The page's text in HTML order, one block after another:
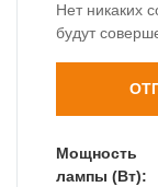
Нет никаких
будут
доходит до
садовые
дизайном
Мощность
лампы (Вт):